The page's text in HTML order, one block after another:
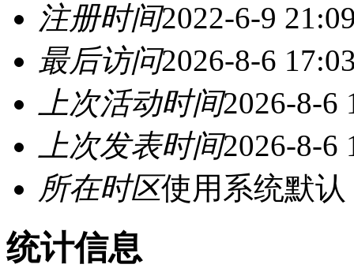
注册时间2022-6-9
最后访问2026-8-6
上次活动时间2026-8-6
上次发表时间2026-8-6
所在时区使用系统默认
统计信息